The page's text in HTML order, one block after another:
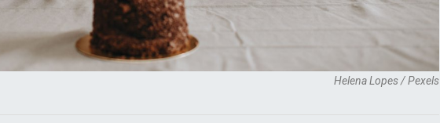
Helena Lopes / Pexels